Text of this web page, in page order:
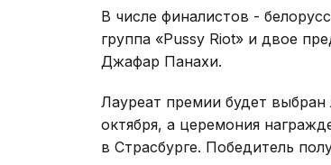
В числе финалистов -
группа «Pussy Riot» и двое
Джафар Панахи.
Лауреат премии будет
октября, а церемония
в Страсбурге. Победитель